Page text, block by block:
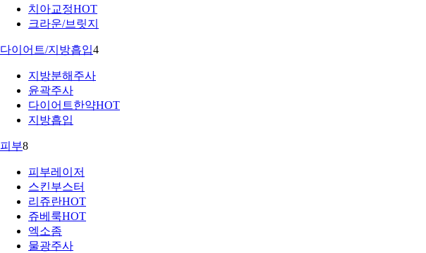
치아교정HOT
크라운/브릿지
다이어트/지방흡입4
지방분해주사
윤곽주사
다이어트한약HOT
지방흡입
피부8
피부레이저
스킨부스터
리쥬란HOT
쥬베룩HOT
엑소좀
물광주사